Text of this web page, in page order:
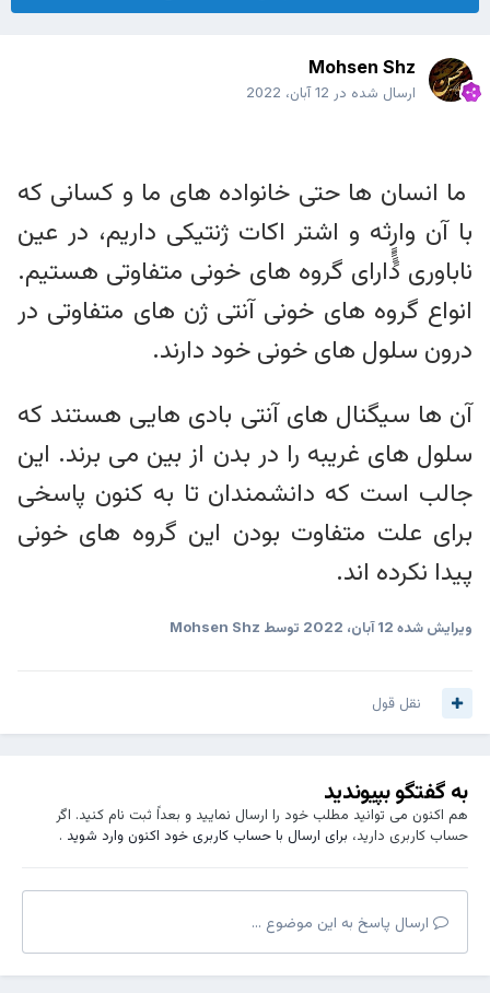
Mohsen Shz
ارسال شده در 12 آبان، 2022
ما انسان ها حتی خانواده های ما و کسانی که
با آن وارٍٍٍٍثه و اشتر اکات ژنتیکی داریم، در عین
ناباوری دارای گروه های خونی متفاوتی هستیم.
انواع گروه های خونی آنتی ژن های متفاوتی در
درون سلول های خونی خود دارند.
آن ها سیگنال های آنتی بادی هایی هستند که
سلول های غریبه را در بدن از بین می برند. این
جالب است که دانشمندان تا به کنون پاسخی
برای علت متفاوت بودن این گروه های خونی
پیدا نکرده اند.
ویرایش شده12 آبان، 2022 توسط Mohsen Shz
نقل قول
به گفتگو بپیوندید
هم اکنون می توانید مطلب خود را ارسال نمایید و بعداً ثبت نام کنید. اگر
حساب کاربری دارید، برای ارسال با حساب کاربری خود اکنون وارد شوید.
ارسال پاسخ به این موضوع ...